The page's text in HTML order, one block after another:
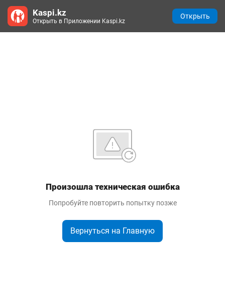
Произошла техническая ошибка
Попробуйте повторить попытку позже
Вернуться на Главную
Kaspi.kz
Открыть в Приложении Kaspi.kz
Открыть